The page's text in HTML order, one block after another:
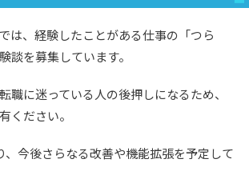
は、経験したことがある仕事の「つら
談を募集しています。
職に迷っている人の後押しになるため、
ください。
今後さらなる改善や機能拡張を予定して